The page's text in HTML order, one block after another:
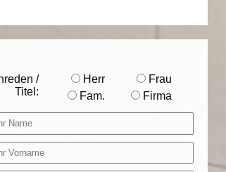
/
Titel:
Herr
Frau
Fam.
Firma